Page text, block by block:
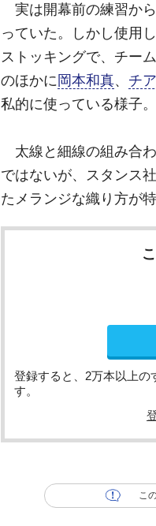
実は開幕前の練習か
っていた。しかし使用
ストッキングで、チー
のほかに 岡本和真、 チ
私的に使っている様子。
太線と細線の組み合
ではないが、スタンス
たメランジな織り方が
登録すると、2万本以上の
す。
こ